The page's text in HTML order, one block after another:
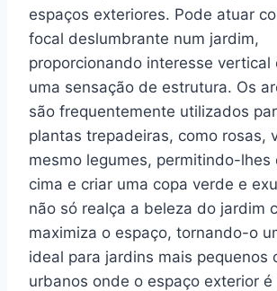
espaços exteriores. Pode atuar
focal deslumbrante num jardim,
proporcionando interesse vertical
uma sensação de estrutura. Os
são frequentemente utilizados
plantas trepadeiras, como rosas,
mesmo legumes, permitindo-lhes
cima e criar uma copa verde e
não só realça a beleza do jardim
maximiza o espaço, tornando-o
ideal para jardins mais pequenos
urbanos onde o espaço exterior